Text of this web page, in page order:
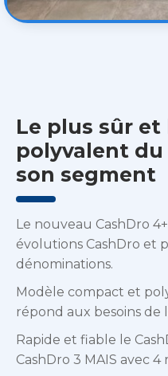
Le plus sûr et
polyvalent du
son segment
Le nouveau CashDro
évolutions CashDro et
dénominations.
Modèle compact et
répond aux besoins de
Rapide et fiable le
CashDro 3 MAIS avec 4